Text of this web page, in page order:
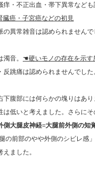
痒・不正出血・帯下異常など
臓癌・子宮癌などの初見
の異常雑音は認められませんで
音。 ☚硬いモノの存在を示す
反跳痛は認められませんでした
下腹部には何らかの塊りはあ
は低いと考えました。さらに
側大腿皮神経=大腿前外側の知
の前部のやや外側のシビレ感
ました。